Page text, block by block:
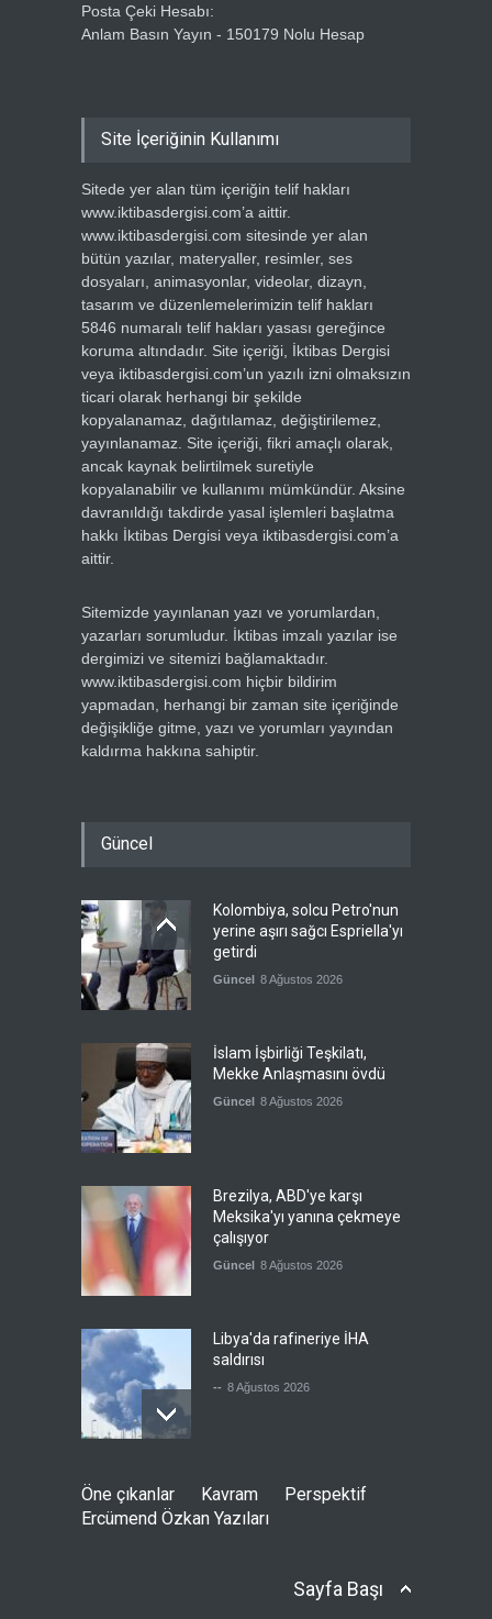
Posta Çeki Hesabı:
Anlam Basın Yayın - 150179 Nolu Hesap
Site İçeriğinin Kullanımı
Sitede yer alan tüm içeriğin telif hakları
www.iktibasdergisi.com’a aittir.
www.iktibasdergisi.com sitesinde yer alan
bütün yazılar, materyaller, resimler, ses
dosyaları, animasyonlar, videolar, dizayn,
tasarım ve düzenlemelerimizin telif hakları
5846 numaralı telif hakları yasası gereğince
koruma altındadır. Site içeriği, İktibas Dergisi
veya iktibasdergisi.com’un yazılı izni olmaksızın
ticari olarak herhangi bir şekilde
kopyalanamaz, dağıtılamaz, değiştirilemez,
yayınlanamaz. Site içeriği, fikri amaçlı olarak,
ancak kaynak belirtilmek suretiyle
kopyalanabilir ve kullanımı mümkündür. Aksine
davranıldığı takdirde yasal işlemleri başlatma
hakkı İktibas Dergisi veya iktibasdergisi.com’a
aittir.
Sitemizde yayınlanan yazı ve yorumlardan,
yazarları sorumludur. İktibas imzalı yazılar ise
dergimizi ve sitemizi bağlamaktadır.
www.iktibasdergisi.com hiçbir bildirim
yapmadan, herhangi bir zaman site içeriğinde
değişikliğe gitme, yazı ve yorumları yayından
kaldırma hakkına sahiptir.
Güncel
Kolombiya, solcu Petro'nun
yerine aşırı sağcı Espriella'yı
getirdi
Güncel 8 Ağustos 2026
İslam İşbirliği Teşkilatı,
Mekke Anlaşmasını övdü
Güncel 8 Ağustos 2026
Brezilya, ABD'ye karşı
Meksika'yı yanına çekmeye
çalışıyor
Güncel 8 Ağustos 2026
Libya'da rafineriye İHA
saldırısı
-- 8 Ağustos 2026
Bölge İnsanını "Namaz Kılan
ABD Askeri" Yapma Paktı
Öne çıkanlar Kavram
Perspektif
Ercümend Özkan Yazıları
Sayfa Başı